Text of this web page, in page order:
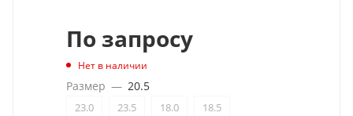
По запросу
Нет в наличии
Размер — 20.5
23.0 23.5 18.0 18.5